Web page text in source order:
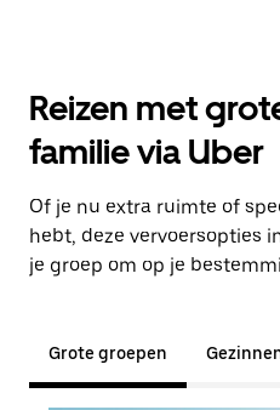
Reizen met
familie via Uber
Of je nu extra ruimte of
hebt, deze vervoersopties
je groep om op je
Grote groepen